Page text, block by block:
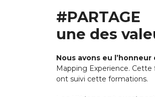
#PARTAGE
une des
Nous avons eu
Mapping Experience.
ont suivi cette formations.